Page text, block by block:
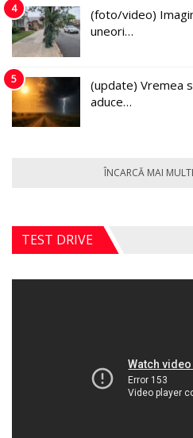
4
(foto/video)
uneori…
5
(update) Vremea
aduce…
ÎNCARCĂ MAI
TEST DRIVE